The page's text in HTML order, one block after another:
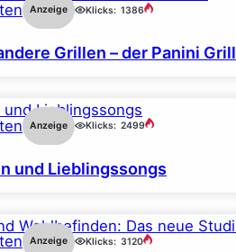
Anzeige Klicks: 1386
Grillen – der Panini Grill
Anzeige Klicks: 2499
und Lieblingssongs
Anzeige Klicks: 3120